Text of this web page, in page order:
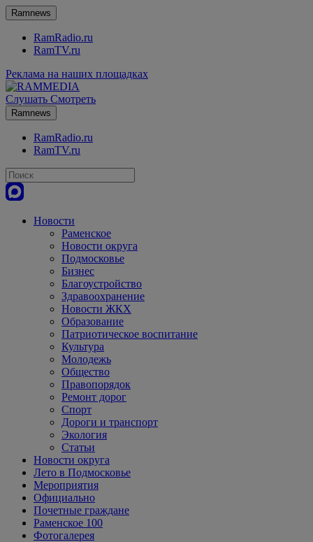
Ramnews
RamRadio.ru
RamTV.ru
Реклама на наших площадках
Слушать Смотреть
Ramnews
RamRadio.ru
RamTV.ru
Новости
Раменское
Новости округа
Подмосковье
Бизнес
Благоустройство
Здравоохранение
Новости ЖКХ
Образование
Патриотическое воспитание
Культура
Молодежь
Общество
Правопорядок
Ремонт дорог
Спорт
Дороги и транспорт
Экология
Статьи
Новости округа
Лето в Подмосковье
Мероприятия
Официально
Почетные граждане
Раменское 100
Фотогалерея